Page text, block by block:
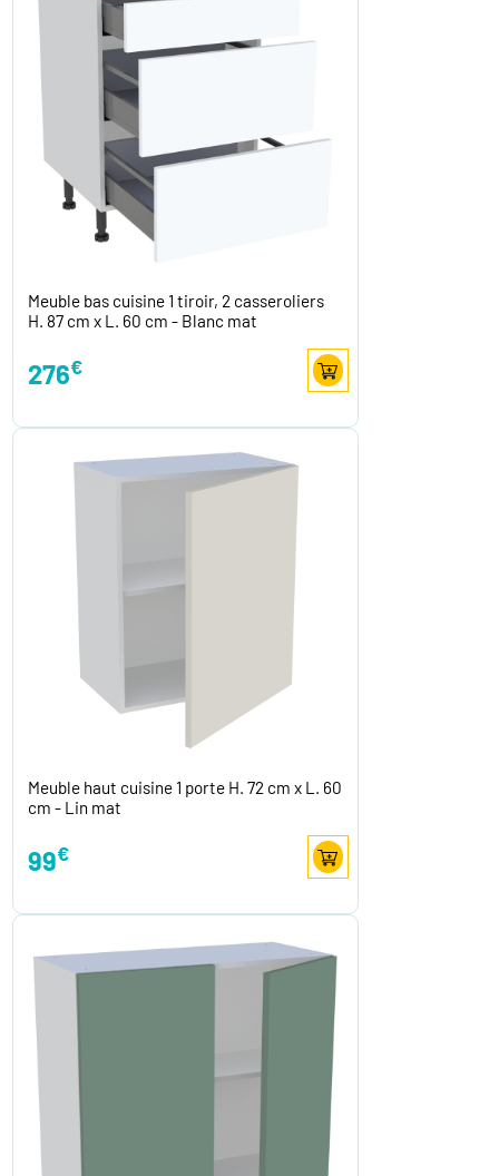
Meuble bas cuisine 1 tiroir, 2 casseroliers
H. 87 cm x L. 60 cm - Blanc mat
276€
Meuble haut cuisine 1 porte H. 72 cm x L. 60
cm - Lin mat
99€